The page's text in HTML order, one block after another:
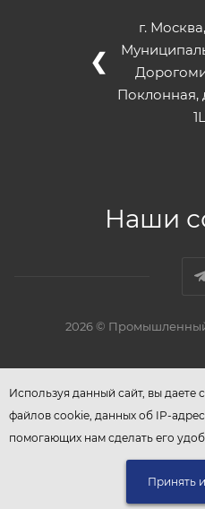
г.
Поклонная,
❮
Наши
2026 ©
Используя данный сайт, вы даете
файлов cookie, данных об IP-
помогающих нам сделать его
Принять